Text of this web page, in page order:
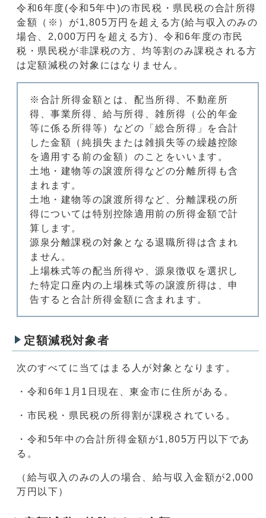
令和6年度(令和5年中)の市民税・県民税の合計所得
金額（※）が1,805万円を超える方(給与収入のみの
場合、2,000万円を超える方)、令和6年度の市民
税・県民税が非課税の方、均等割のみ課税される方
は定額減税の対象にはなりません。
※合計所得金額とは、配当所得、不動産所
得、事業所得、給与所得、雑所得（公的年金
等に係る所得等）などの「総合所得」を合計
した金額（純損失または雑損失等の繰越控除
を適用する前の金額）のことをいいます。
土地・建物等の譲渡所得などの分離所得も含
まれます。
土地・建物等の譲渡所得など、分離課税の所
得については特別控除適用前の所得金額で計
算します。
源泉分離課税の対象となる退職所得は含まれ
ません。
上場株式等の配当所得や、源泉徴収を選択し
た特定口座内の上場株式等の譲渡所得は、申
告すると合計所得金額に含まれます。
定額減税対象者
次のすべてに当てはまる人が対象となります。
・令和6年1月1日現在、東金市に住所がある。
・市民税・県民税の所得割が課税されている。
・令和5年中の合計所得金額が1,805万円以下であ
る。
（給与収入のみの人の場合、給与収入金額が2,000
万円以下）